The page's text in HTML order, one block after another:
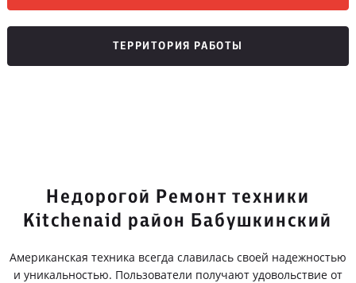
ТЕРРИТОРИЯ РАБОТЫ
Недорогой Ремонт техники
Kitchenaid район Бабушкинский
Американская техника всегда славилась своей надежностью
и уникальностью. Пользователи получают удовольствие от